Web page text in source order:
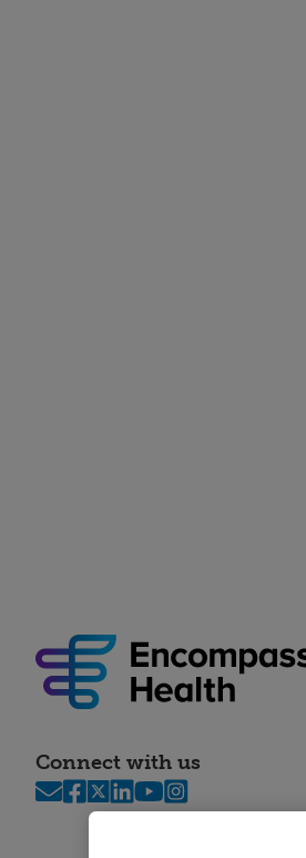
Connect with us